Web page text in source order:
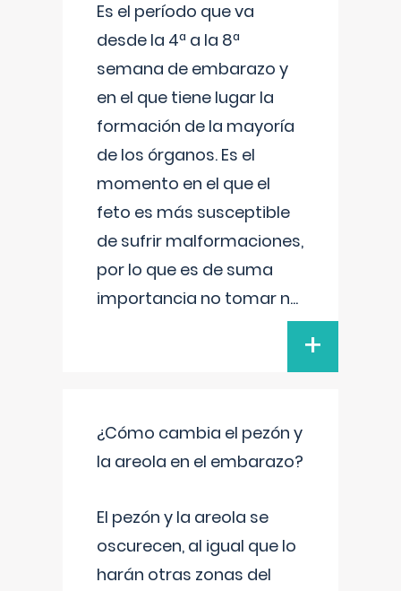
Es el período que va
desde la 4ª a la 8ª
semana de embarazo y
en el que tiene lugar la
formación de la mayoría
de los órganos. Es el
momento en el que el
feto es más susceptible
de sufrir malformaciones,
por lo que es de suma
importancia no tomar n...
+
¿Cómo cambia el pezón y
la areola en el embarazo?
El pezón y la areola se
oscurecen, al igual que lo
harán otras zonas del